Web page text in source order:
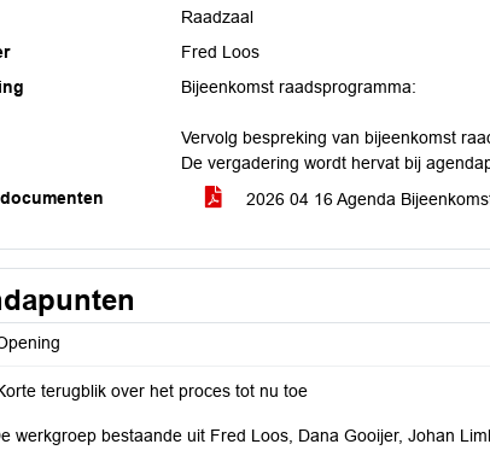
Raadzaal
Fred Loos
Bijeenkomst raadsprogramma:
Vervolg bespreking van bijeenkomst
De vergadering wordt hervat bij
2026 04 16 Agenda
terugblik over het proces tot nu toe
werkgroep bestaande uit Fred Loos, Dana Gooijer, Johan